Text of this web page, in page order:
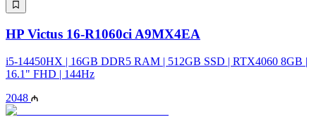
HP Victus 16-R1060ci A9MX4EA
i5-14450HX | 16GB DDR5 RAM | 512GB SSD | RTX4060 8GB |
16.1" FHD | 144Hz
2048